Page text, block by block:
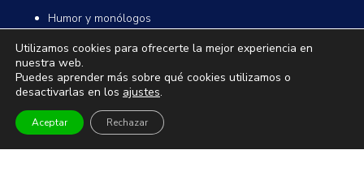
Humor y monólogos
Infantil y familiar
Magia
TEATRO Y DANZA
Utilizamos cookies para ofrecerte la mejor experiencia en
nuestra web.
Puedes aprender más sobre qué cookies utilizamos o
desactivarlas en los ajustes.
Aceptar Rechazar